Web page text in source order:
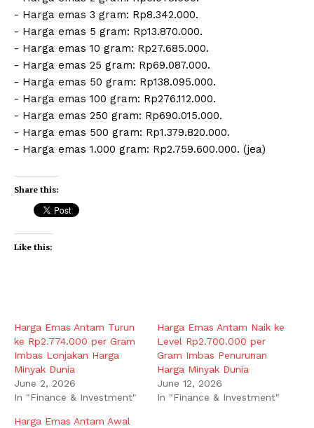
‎- ⁠Harga emas 3 gram: Rp8.342.000.
‎- ⁠Harga emas 5 gram: Rp13.870.000.
‎- ⁠Harga emas 10 gram: Rp27.685.000.
‎- Harga emas 25 gram: Rp69.087.000.
‎- ⁠Harga emas 50 gram: Rp138.095.000.
‎- ⁠Harga emas 100 gram: Rp276.112.000.
‎- ⁠Harga emas 250 gram: Rp690.015.000.
‎- ⁠Harga emas 500 gram: Rp1.379.820.000.
‎- ⁠Harga emas 1.000 gram: Rp2.759.600.000. (jea)
Share this:
Like this:
Harga Emas Antam Turun
ke Rp2.774.000 per Gram
Imbas Lonjakan Harga
Minyak Dunia
June 2, 2026
In "Finance & Investment"
Harga Emas Antam Naik ke
Level Rp2.700.000 per
Gram Imbas Penurunan
Harga Minyak Dunia
June 12, 2026
In "Finance & Investment"
Harga Emas Antam Awal